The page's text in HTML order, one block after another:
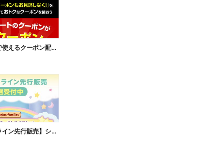
【おトク】お店で使えるクーポン配信中
【ファミマオンライン先行販売】シルバニアファミリー